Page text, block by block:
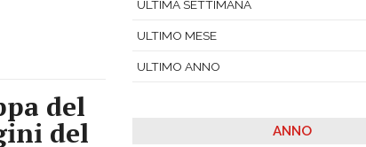
del
del
ULTIMA SETTIMANA
ULTIMO MESE
ULTIMO ANNO
ANNO